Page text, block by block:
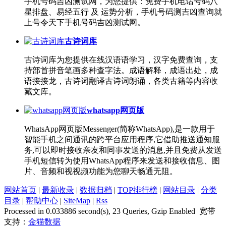
星排盘、易经五行 及 运势分析，手机号码测吉凶查询就
上号令天下手机号码吉凶测试网。
古诗词库
古诗词库为您提供在线汉语语学习，汉字免费查询，支
持部首拼音笔画多种查字法。成语解释，成语出处，成
语接接龙，古诗词翻译古诗词朗诵，各类古籍等内容收
藏文库。
whatsapp网页版
WhatsApp网页版Messenger(简称WhatsApp),是一款用于
智能手机之间通讯的跨平台应用程序,它借助推送通知服
务,可以即时接收亲友和同事发送的消息,并且免费从发送
手机短信转为使用WhatsApp程序来发送和接收信息、图
片、音频和视视频功能为您聊天畅通无阻。
网站首页 | 最新收录 | 数据归档 | TOP排行榜 | 网站目录 | 分类
目录 | 帮助中心 | SiteMap | Rss
Processed in 0.033886 second(s), 23 Queries, Gzip Enabled 宽带
支持： 金猫数据